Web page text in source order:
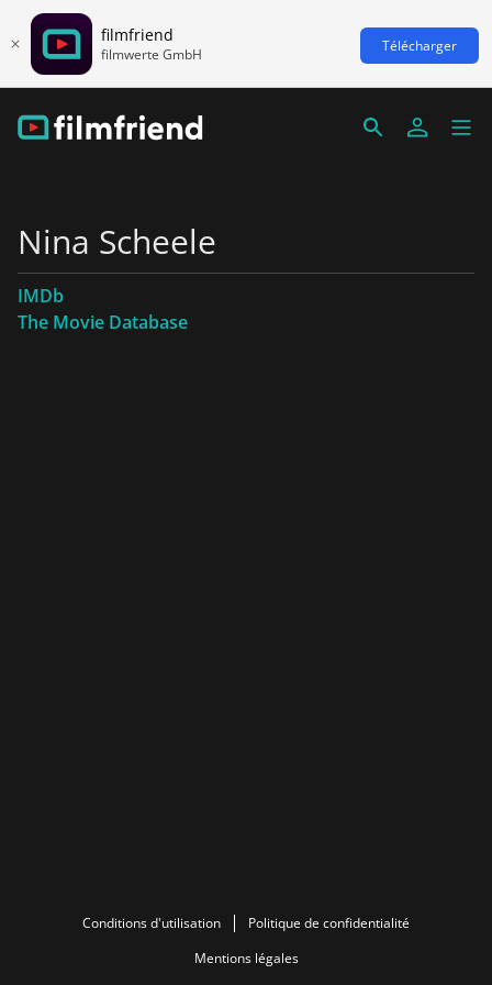
filmfriend
filmwerte GmbH Télécharger
Nina Scheele
IMDb
The Movie Database
Conditions d'utilisation
Politique de confidentialité
Mentions légales